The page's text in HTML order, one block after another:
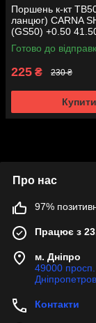
Поршень к-кт
ланцюг) CARNA
(GS50) +0.50
(Sheng-E)
Готово до
225 ₴ 230 ₴
Купити
Про нас
97%
Працює з
м. Дніпро
49000
Контакти